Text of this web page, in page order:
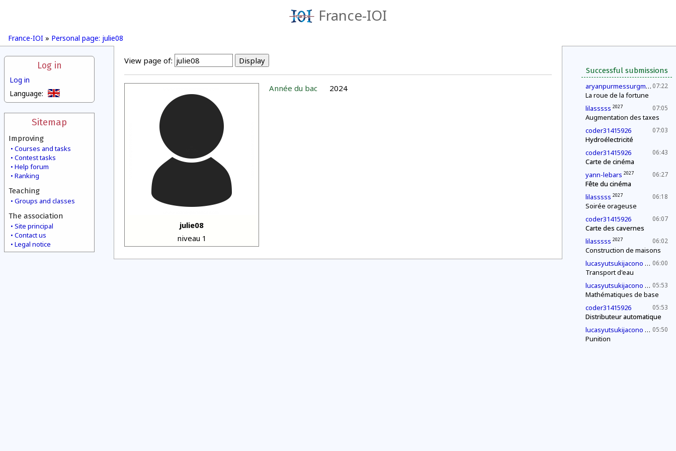
France-IOI
France-IOI » Personal page: julie08
Log in
Log in
Language:
Sitemap
Improving
Courses and tasks
Contest tasks
Help forum
Ranking
Teaching
Groups and classes
The association
Site principal
Contact us
Legal notice
Successful submissions
07:22
aryanpurmessurgmailcom 2027
La roue de la fortune
07:05
lilasssss 2027
Augmentation des taxes
07:03
coder31415926
Hydroélectricité
06:43
coder31415926
Carte de cinéma
06:27
yann-lebars 2027
Fête du cinéma
06:18
lilasssss 2027
Soirée orageuse
06:07
coder31415926
Carte des cavernes
06:02
lilasssss 2027
Construction de maisons
06:00
lucasyutsukijacono 2030
Transport d'eau
05:53
lucasyutsukijacono 2030
Mathématiques de base
05:53
coder31415926
Distributeur automatique
05:50
lucasyutsukijacono 2030
Punition
View page of:
julie08
niveau 1
Année du bac 2024